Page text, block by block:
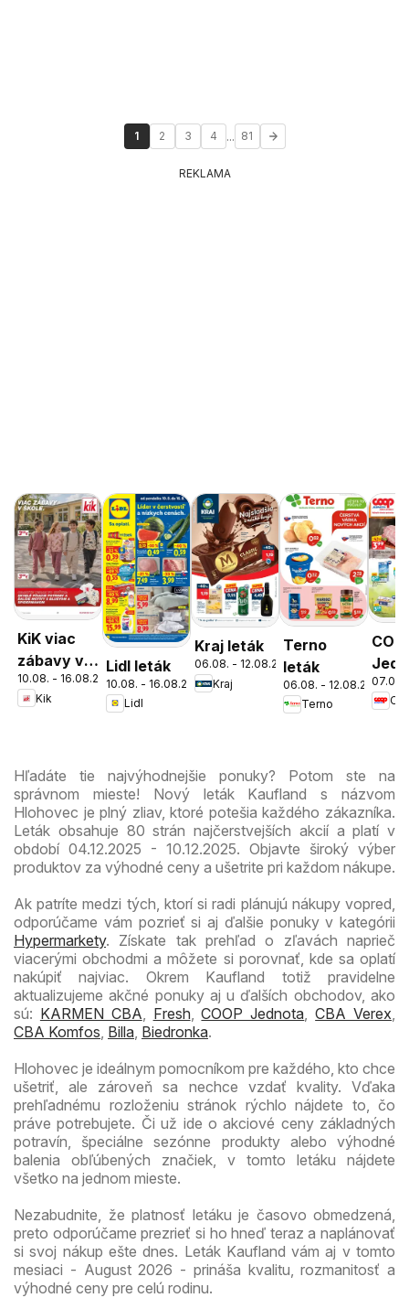
1 2 3 4 ... 81
REKLAMA
KiK viac
zábavy v
škole
10.08. - 16.08.2026
Kik
Lidl leták
10.08. - 16.08.2026
Lidl
Kraj leták
06.08. - 12.08.2026
Kraj
Terno
leták
06.08. - 12.08.2026
Terno
cez
ešte
07.08.
Hľadáte tie najvýhodnejšie ponuky? Potom ste na
správnom mieste! Nový leták Kaufland s názvom
Hlohovec je plný zliav, ktoré potešia každého zákazníka.
Leták obsahuje 80 strán najčerstvejších akcií a platí v
období 04.12.2025 - 10.12.2025. Objavte široký výber
produktov za výhodné ceny a ušetrite pri každom nákupe.
Ak patríte medzi tých, ktorí si radi plánujú nákupy vopred,
odporúčame vám pozrieť si aj ďalšie ponuky v kategórii
Hypermarkety. Získate tak prehľad o zľavách naprieč
viacerými obchodmi a môžete si porovnať, kde sa oplatí
nakúpiť najviac. Okrem Kaufland totiž pravidelne
aktualizujeme akčné ponuky aj u ďalších obchodov, ako
sú: KARMEN CBA Fresh,COOP Jednota ,CBA Verex
CBA Komfos Billa Biedronka.
Hlohovec je ideálnym pomocníkom pre každého, kto chce
ušetriť, ale zároveň sa nechce vzdať kvality. Vďaka
prehľadnému rozloženiu stránok rýchlo nájdete to, čo
práve potrebujete. Či už ide o akciové ceny základných
potravín, špeciálne sezónne produkty alebo výhodné
balenia obľúbených značiek, v tomto letáku nájdete
všetko na jednom mieste.
Nezabudnite, že platnosť letáku je časovo obmedzená,
preto odporúčame prezrieť si ho hneď teraz a naplánovať
si svoj nákup ešte dnes. Leták Kaufland vám aj v tomto
mesiaci - August 2026 - prináša kvalitu, rozmanitosť a
výhodné ceny pre celú rodinu.